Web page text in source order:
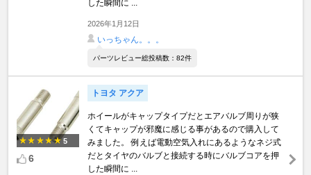
した瞬間に ...
2026年1月12日
いっちゃん。。。
パーツレビュー総投稿数：82件
5
6
トヨタ アクア
ホイールがキャップタイプだとエアバルブ周りが狭
くてキャップが邪魔に感じる事があるので購入して
みました。 例えば電動空気入れにあるようなネジ式
だとタイヤのバルブと接続する時にバルブコアを押
した瞬間に ...